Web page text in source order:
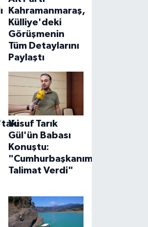
Kahramanmaraş,
Külliye'deki
Görüşmenin
Tüm Detaylarını
Paylaştı
Yusuf Tarık
Gül'ün Babası
Konuştu:
"Cumhurbaşkanımız
Talimat Verdi"